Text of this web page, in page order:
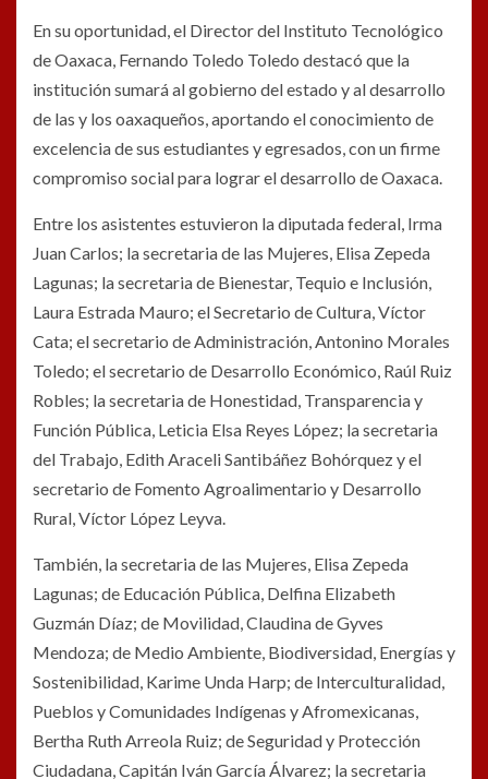
En su oportunidad, el Director del Instituto Tecnológico
de Oaxaca, Fernando Toledo Toledo destacó que la
institución sumará al gobierno del estado y al desarrollo
de las y los oaxaqueños, aportando el conocimiento de
excelencia de sus estudiantes y egresados, con un firme
compromiso social para lograr el desarrollo de Oaxaca.
Entre los asistentes estuvieron la diputada federal, Irma
Juan Carlos; la secretaria de las Mujeres, Elisa Zepeda
Lagunas; la secretaria de Bienestar, Tequio e Inclusión,
Laura Estrada Mauro; el Secretario de Cultura, Víctor
Cata; el secretario de Administración, Antonino Morales
Toledo; el secretario de Desarrollo Económico, Raúl Ruiz
Robles; la secretaria de Honestidad, Transparencia y
Función Pública, Leticia Elsa Reyes López; la secretaria
del Trabajo, Edith Araceli Santibáñez Bohórquez y el
secretario de Fomento Agroalimentario y Desarrollo
Rural, Víctor López Leyva.
También, la secretaria de las Mujeres, Elisa Zepeda
Lagunas; de Educación Pública, Delfina Elizabeth
Guzmán Díaz; de Movilidad, Claudina de Gyves
Mendoza; de Medio Ambiente, Biodiversidad, Energías y
Sostenibilidad, Karime Unda Harp; de Interculturalidad,
Pueblos y Comunidades Indígenas y Afromexicanas,
Bertha Ruth Arreola Ruiz; de Seguridad y Protección
Ciudadana, Capitán Iván García Álvarez; la secretaria